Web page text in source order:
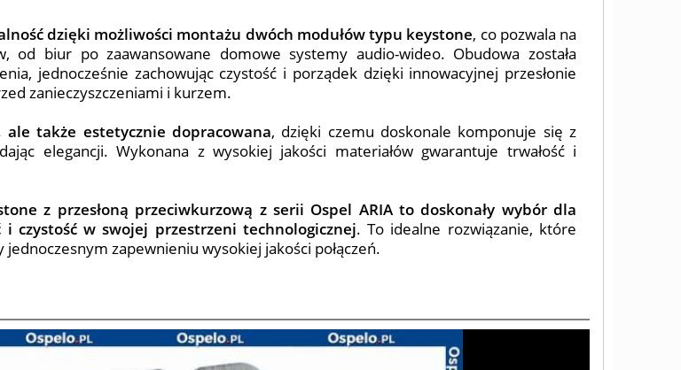
dzięki możliwości montażu dwóch modułów typu keystone, co pozwala na
od biur po zaawansowane domowe systemy audio-wideo. Obudowa została
jednocześnie zachowując czystość i porządek dzięki innowacyjnej przesłonie
zanieczyszczeniami i kurzem.
także estetycznie dopracowana, dzięki czemu doskonale komponuje się z
elegancji. Wykonana z wysokiej jakości materiałów gwarantuje trwałość i
z przesłoną przeciwkurzową z serii Ospel ARIA to doskonały wybór dla
czystość w swojej przestrzeni technologicznej. To idealne rozwiązanie, które
zapewnieniu wysokiej jakości połączeń.